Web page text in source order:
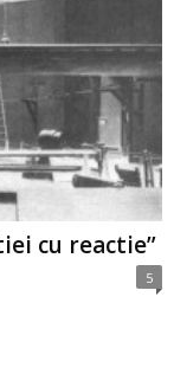
cu reactie”
5